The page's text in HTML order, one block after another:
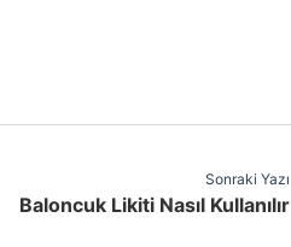
Sonraki Yazı
Baloncuk Likiti Nasıl Kullanılır